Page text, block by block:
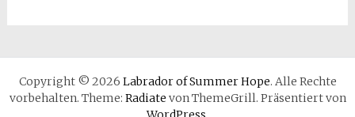
Copyright © 2026 Labrador of Summer Hope. Alle Rechte
vorbehalten. Theme: Radiate von ThemeGrill. Präsentiert von